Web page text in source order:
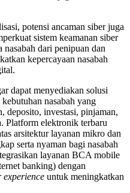
potensi ancaman siber juga
sistem keamanan siber
dari penipuan dan
kepercayaan nasabah
dapat menyediakan solusi
nasabah yang
deposito, investasi, pinjaman,
Platform elektronik terbaru
arsitektur layanan mikro dan
serta nyaman bagi nasabah
layanan BCA mobile
banking) dengan
experience untuk meningkatkan